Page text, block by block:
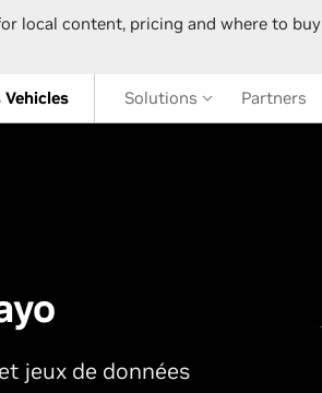
local content, pricing and where to buy
Solutions Partners
jeux de données